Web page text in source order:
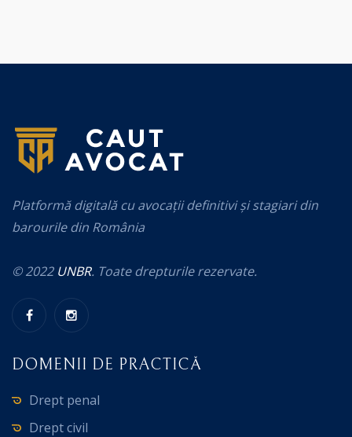
Platformă digitală cu avocații definitivi și stagiari din
barourile din România
© 2022 UNBR. Toate drepturile rezervate.
DOMENII DE PRACTICĂ
Drept penal
Drept civil